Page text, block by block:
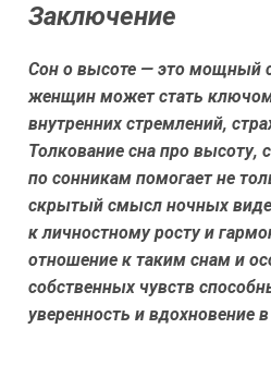
Заключение
Сон о высоте — это мощный
женщин может стать
внутренних стремлений,
Толкование сна про высоту,
по сонникам помогает не
скрытый смысл ночных
к личностному росту и
отношение к таким снам и
собственных чувств
уверенность и вдохновение